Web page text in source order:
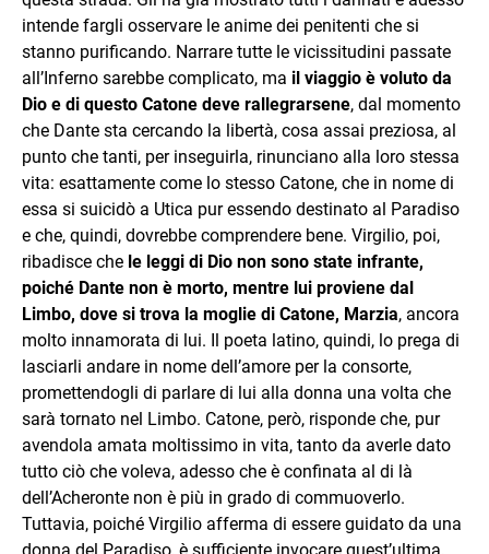
intende fargli osservare le anime dei penitenti che si
stanno purificando. Narrare tutte le vicissitudini passate
all’Inferno sarebbe complicato, ma il viaggio è voluto da
Dio e di questo Catone deve rallegrarsene, dal momento
che Dante sta cercando la libertà, cosa assai preziosa, al
punto che tanti, per inseguirla, rinunciano alla loro stessa
vita: esattamente come lo stesso Catone, che in nome di
essa si suicidò a Utica pur essendo destinato al Paradiso
e che, quindi, dovrebbe comprendere bene. Virgilio, poi,
ribadisce che le leggi di Dio non sono state infrante,
poiché Dante non è morto, mentre lui proviene dal
Limbo, dove si trova la moglie di Catone, Marzia, ancora
molto innamorata di lui. Il poeta latino, quindi, lo prega di
lasciarli andare in nome dell’amore per la consorte,
promettendogli di parlare di lui alla donna una volta che
sarà tornato nel Limbo. Catone, però, risponde che, pur
avendola amata moltissimo in vita, tanto da averle dato
tutto ciò che voleva, adesso che è confinata al di là
dell’Acheronte non è più in grado di commuoverlo.
Tuttavia, poiché Virgilio afferma di essere guidato da una